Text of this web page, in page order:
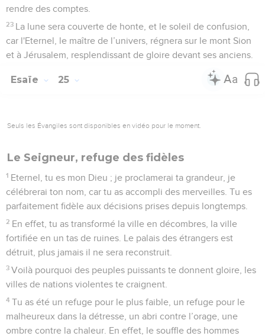
rendre des comptes.
23 La lune sera couverte de honte, et le soleil de confusion,
car l'Eternel, le maître de l’univers, régnera sur le mont Sion
et à Jérusalem, resplendissant de gloire devant ses anciens.
Esaïe 25
Seuls les Évangiles sont disponibles en vidéo pour le moment.
Le Seigneur, refuge des fidèles
1 Eternel, tu es mon Dieu ; je proclamerai ta grandeur, je
célébrerai ton nom, car tu as accompli des merveilles. Tu es
parfaitement fidèle aux décisions prises depuis longtemps.
2 En effet, tu as transformé la ville en décombres, la ville
fortifiée en un tas de ruines. Le palais des étrangers est
détruit, plus jamais il ne sera reconstruit.
3 Voilà pourquoi des peuples puissants te donnent gloire, les
villes de nations violentes te craignent.
4 Tu as été un refuge pour le plus faible, un refuge pour le
malheureux dans la détresse, un abri contre l’orage, une
ombre contre la chaleur. En effet, le souffle des hommes